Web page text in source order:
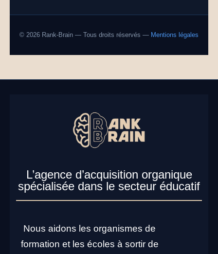
© 2026 Rank-Brain — Tous droits réservés — Mentions légales
L’agence d’acquisition organique
spécialisée dans le secteur éducatif
Nous aidons les organismes de
formation et les écoles à sortir de